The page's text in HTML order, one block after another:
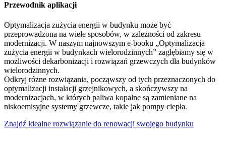
Przewodnik aplikacji
Optymalizacja zużycia energii w budynku może być
przeprowadzona na wiele sposobów, w zależności od zakresu
modernizacji. W naszym najnowszym e-booku „Optymalizacja
zużycia energii w budynkach wielorodzinnych” zagłębiamy się w
możliwości dekarbonizacji i rozwiązań grzewczych dla budynków
wielorodzinnych.
Odkryj różne rozwiązania, począwszy od tych przeznaczonych do
optymalizacji instalacji grzejnikowych, a skończywszy na
modernizacjach, w których paliwa kopalne są zamieniane na
niskoemisyjne systemy grzewcze, takie jak pompy ciepła.
Znajdź idealne rozwiązanie do renowacji swojego budynku